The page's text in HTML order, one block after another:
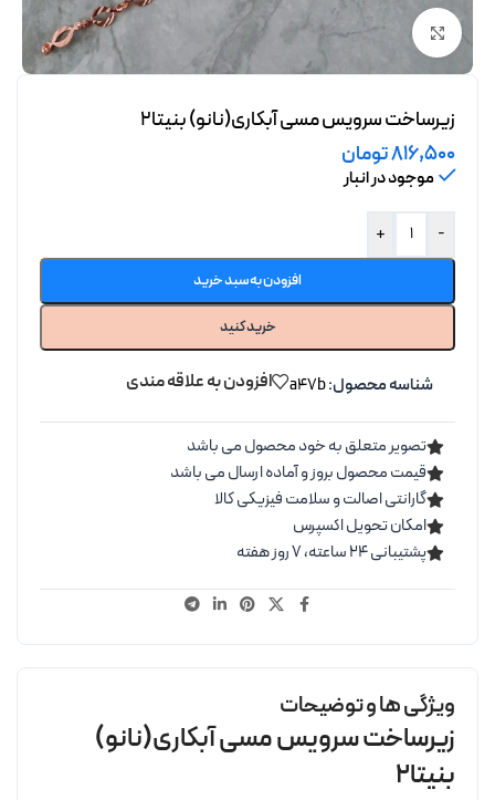
برای بزرگنمایی کلیک کنید
زیرساخت سرویس مسی آبکاری(نانو) بنیتا2
816,500تومان
موجود در انبار
-
+
افزودن به سبد خرید
خرید کنید
شناسه محصول:a47b افزودن به علاقه مندی
تصویر متعلق به خود محصول می باشد
قیمت محصول بروز و آماده ارسال می باشد
گارانتی اصالت و سلامت فیزیکی کالا
امکان تحویل اکسپرس
پشتیبانی ۲۴ ساعته، ۷ روز هفته
ویژگی ها و توضیحات
زیرساخت سرویس مسی آبکاری(نانو)
بنیتا2